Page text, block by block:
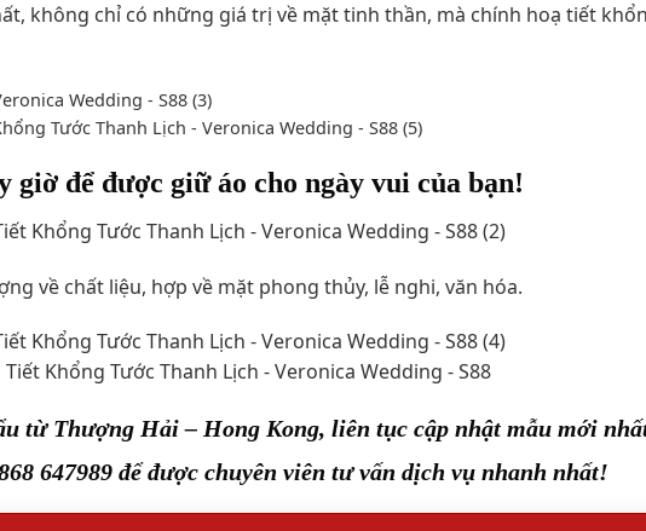
không chỉ có những giá trị về mặt tinh thần, mà chính hoạ tiết
giờ để được giữ áo cho ngày vui của bạn!
về chất liệu, hợp về mặt phong thủy, lễ nghi, văn hóa.
từ Thượng Hải – Hong Kong, liên tục cập nhật mẫu mới
647989 để được chuyên viên tư vấn dịch vụ nhanh nhất!